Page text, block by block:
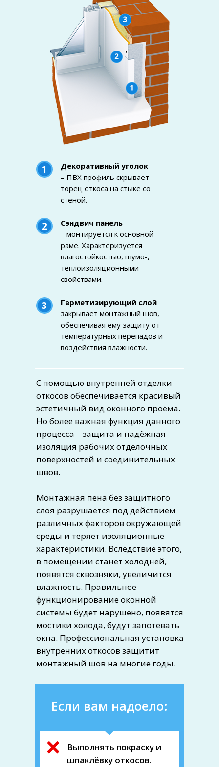
С помощью внутренней отделки
откосов обеспечивается красивый
эстетичный вид оконного проёма.
Но более важная функция данного
процесса – защита и надёжная
изоляция рабочих отделочных
поверхностей и соединительных
швов.
Монтажная пена без защитного
слоя разрушается под действием
различных факторов окружающей
среды и теряет изоляционные
характеристики. Вследствие этого,
в помещении станет холодней,
появятся сквозняки, увеличится
влажность. Правильное
функционирование оконной
системы будет нарушено, появятся
мостики холода, будут запотевать
окна. Профессиональная установка
внутренних откосов защитит
монтажный шов на многие годы.
Выполнять покраску и
шпаклёвку откосов.
Декоративный уголок
– ПВХ профиль скрывает
торец откоса на стыке со
стеной.
1
Сэндвич панель
– монтируется к основной
раме. Характеризуется
влагостойкостью, шумо-,
теплоизоляционными
свойствами.
2
Герметизирующий слой
закрывает монтажный шов,
обеспечивая ему защиту от
температурных перепадов и
воздействия влажности.
3
Если вам надоело: